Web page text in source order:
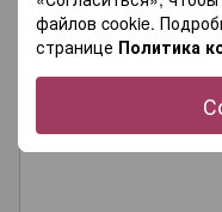
файлов cookie.
странице Политика